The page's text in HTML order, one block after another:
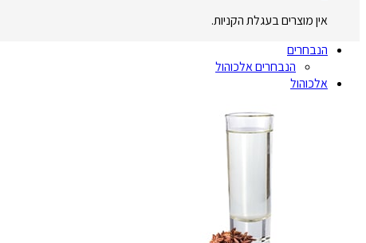
אין מוצרים בעגלת הקניות.
הנבחרים
הנבחרים אלכוהול
אלכוהול